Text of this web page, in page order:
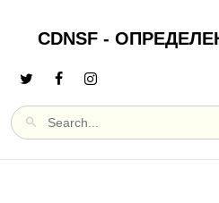
CDNSF -